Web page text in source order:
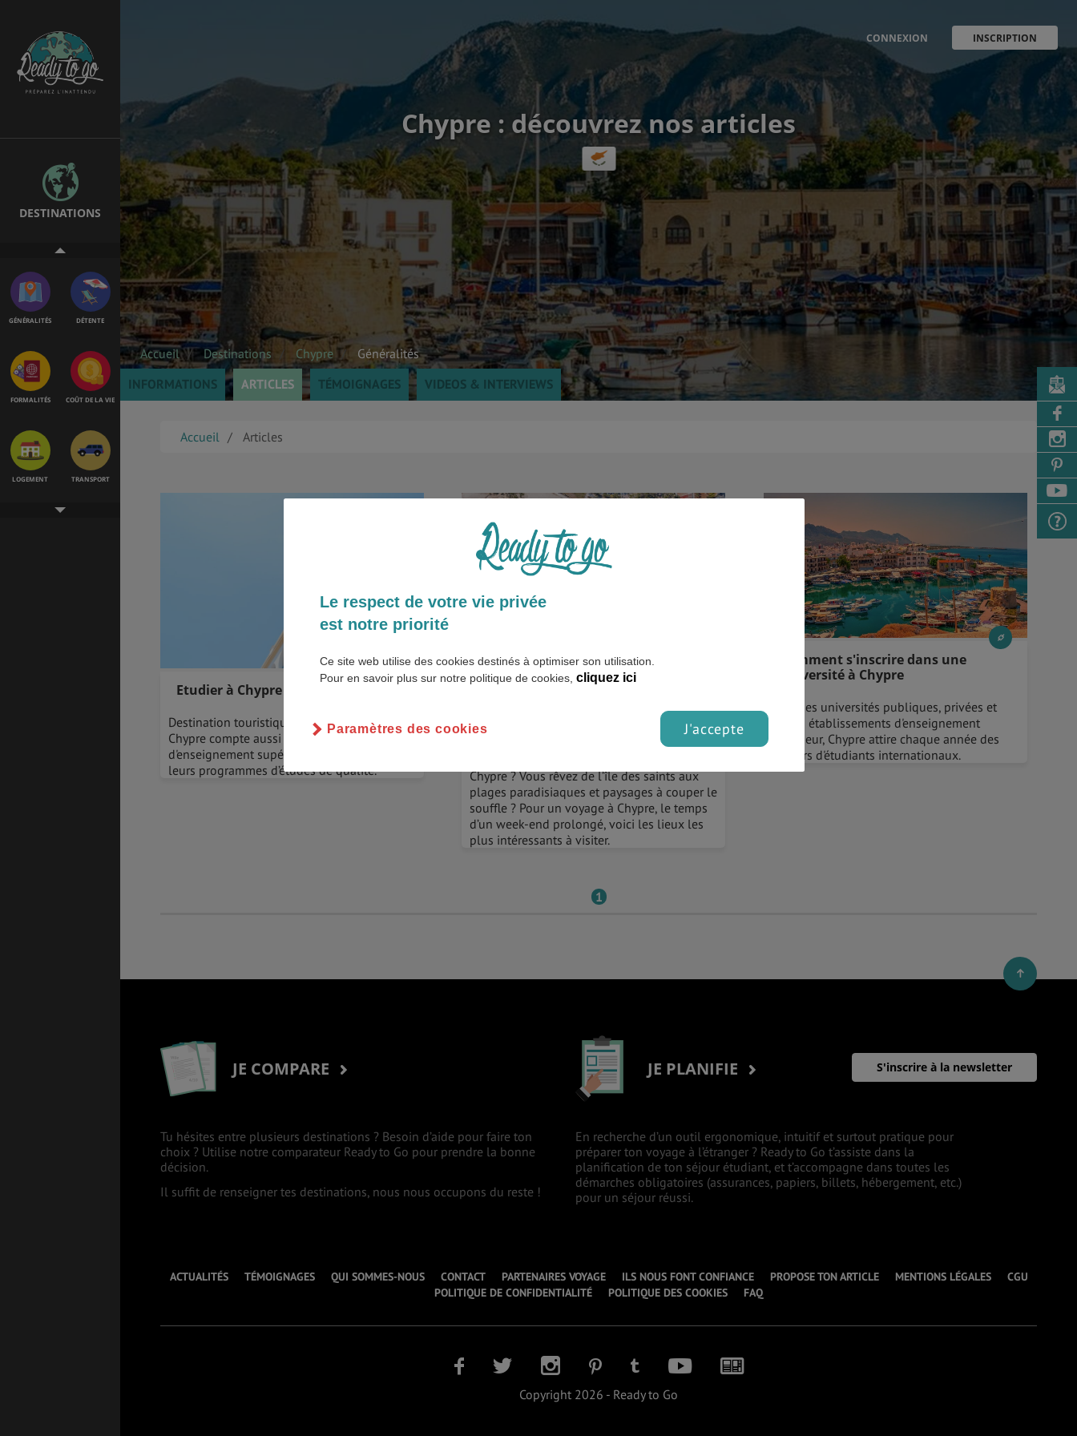
DESTINATIONS
EMPLOIS &
STAGES
BONS PLANS
GÉNÉRALITÉS DÉTENTE
FORMALITÉS COÛT DE LA VIE
LOGEMENT TRANSPORT
CONNEXION INSCRIPTION
Chypre : découvrez nos articles
Accueil Destinations Chypre
Généralités
INFORMATIONS
ARTICLES TÉMOIGNAGES VIDEOS & INTERVIEWS
Accueil Articles
Etudier à Chypre
Destination touristique par excellence,
Chypre compte aussi des établissements
d'enseignement supérieur reconnus grâce à
leurs programmes d’études de qualité.
Voyage à Chypre pour trois jours :
les lieux à ne pas manquer
Chypre ? Vous rêvez de l’île des saints aux
plages paradisiaques et paysages à couper le
souffle ? Pour un voyage à Chypre, le temps
d’un week-end prolongé, voici les lieux les
plus intéressants à visiter.
Comment s'inscrire dans une
université à Chypre
​​​​​​​Avec ses universités publiques, privées et
autres établissements d'enseignement
supérieur, Chypre attire chaque année des
milliers d'étudiants internationaux.
1
S'inscrire à la newsletter
JE COMPARE
Tu hésites entre plusieurs destinations ? Besoin d’aide pour faire ton
choix ? Utilise notre comparateur Ready to Go pour prendre la bonne
décision.
Il suffit de renseigner tes destinations, nous nous occupons du reste !
JE PLANIFIE
En recherche d’un outil ergonomique, intuitif et surtout pratique pour
préparer ton voyage à l’étranger ? Ready to Go t’assiste dans la
planification de ton séjour étudiant, et t’accompagne dans toutes les
démarches obligatoires (assurances, papiers, billets, hébergement, etc.)
pour un séjour réussi.
ACTUALITÉS TÉMOIGNAGES QUI SOMMES-NOUS CONTACT PARTENAIRES VOYAGE ILS NOUS FONT CONFIANCE PROPOSE TON ARTICLE MENTIONS LÉGALES
CGU
POLITIQUE DE CONFIDENTIALITÉ
POLITIQUE DES COOKIES FAQ
Copyright 2026 - Ready to Go
Le respect de votre vie privée
est notre priorité
Ce site web utilise des cookies destinés à optimiser son utilisation.
Pour en savoir plus sur notre politique de cookies, cliquez ici
J'accepte
Paramètres des cookies